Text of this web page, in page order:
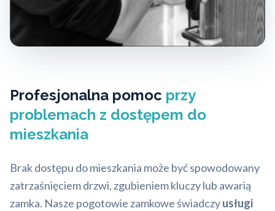
Profesjonalna pomoc przy
problemach z dostępem do
mieszkania
Brak dostępu do mieszkania może być spowodowany
zatrzaśnięciem drzwi, zgubieniem kluczy lub awarią
zamka. Nasze pogotowie zamkowe świadczyusługi